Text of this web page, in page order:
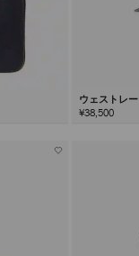
ウェストレー
¥38,500